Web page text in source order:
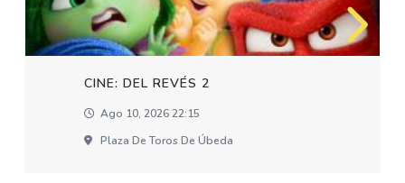
CINE: DEL REVÉS 2
Ago 10, 2026 22:15
Plaza De Toros De Úbeda